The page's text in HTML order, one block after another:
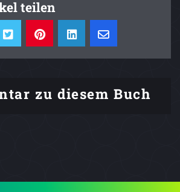
teilen
zu diesem Buch